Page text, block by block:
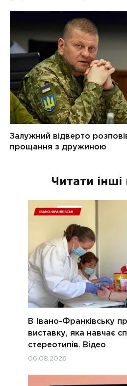
Читати інші
В Івано-Франківську
виставку, яка навчає
стереотипів. Відео
06.08.2026